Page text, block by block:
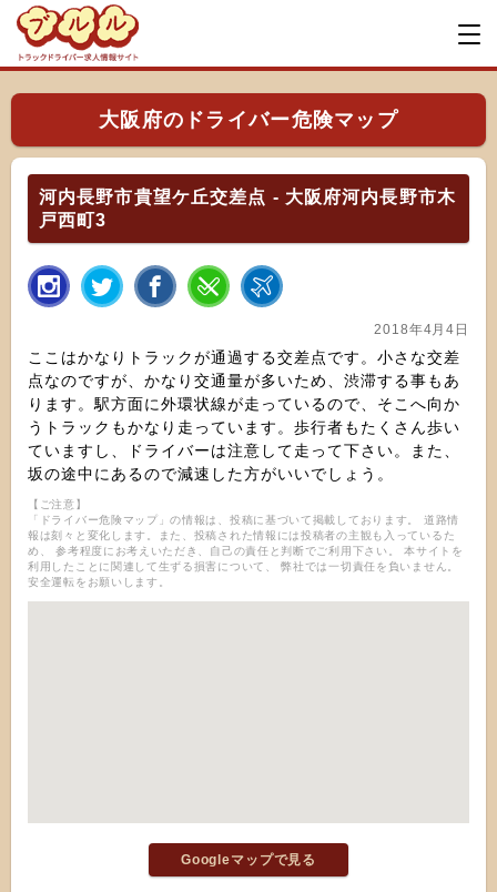
大阪府のドライバー危険マップ
河内長野市貴望ケ丘交差点 - 大阪府河内長野市木
戸西町3
2018年4月4日
ここはかなりトラックが通過する交差点です。小さな交差
点なのですが、かなり交通量が多いため、渋滞する事もあ
ります。駅方面に外環状線が走っているので、そこへ向か
うトラックもかなり走っています。歩行者もたくさん歩い
ていますし、ドライバーは注意して走って下さい。また、
坂の途中にあるので減速した方がいいでしょう。
【ご注意】
「ドライバー危険マップ」の情報は、投稿に基づいて掲載しております。 道路情
報は刻々と変化します。また、投稿された情報には投稿者の主観も入っているた
め、 参考程度にお考えいただき、自己の責任と判断でご利用下さい。 本サイトを
利用したことに関連して生ずる損害について、 弊社では一切責任を負いません。
安全運転をお願いします。
Googleマップで見る